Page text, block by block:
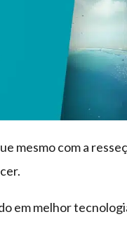
mesmo com a
em melhor